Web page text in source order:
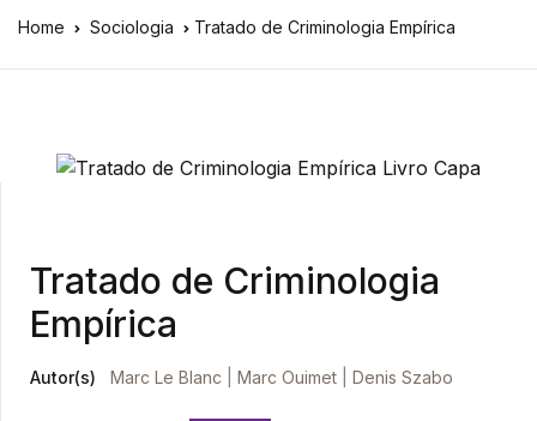
Home Sociologia Tratado de Criminologia Empírica
Tratado de Criminologia
Empírica
Autor(s) Marc Le Blanc Marc Ouimet Denis Szabo